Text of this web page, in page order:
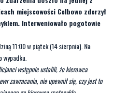
11:00 w piątek (14 sierpnia). Na
wypadku.
wstępnie ustalili, że kierowca
zawracania, nie upewnił się, czy jest to
go kierowca motocykla
oficer prasowy Komendy Powiatowej